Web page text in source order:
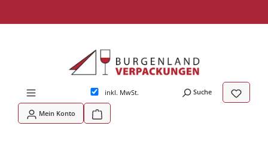
inkl. MwSt. Suche
Mein Konto